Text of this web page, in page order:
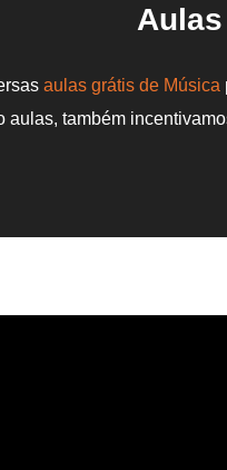
aulas grátis de Música
aulas, também